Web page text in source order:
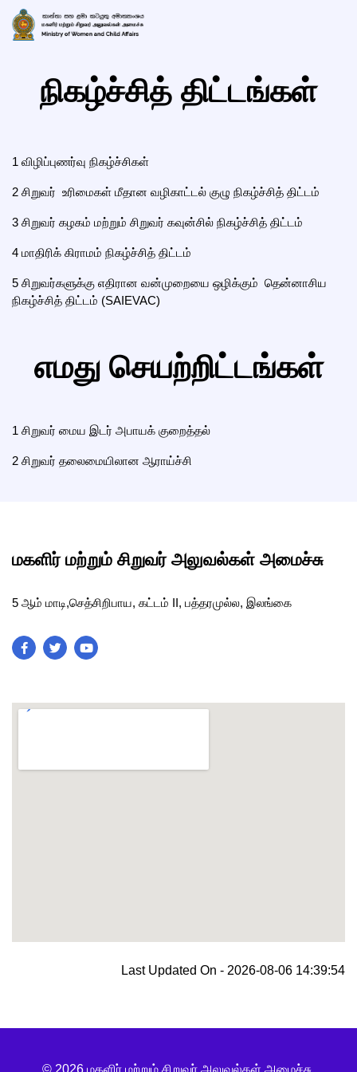
நிகழ்ச்சித் திட்டங்கள்
1 விழிப்புணர்வு நிகழ்ச்சிகள்
2 சிறுவர் உரிமைகள் மீதான வழிகாட்டல் குழு நிகழ்ச்சித் திட்டம்
3 சிறுவர் கழகம் மற்றும் சிறுவர் கவுன்சில் நிகழ்ச்சித் திட்டம்
4 மாதிரிக் கிராமம் நிகழ்ச்சித் திட்டம்
5 சிறுவர்களுக்கு எதிரான வன்முறையை ஒழிக்கும் தென்னாசிய
நிகழ்ச்சித் திட்டம் (SAIEVAC)
எமது செயற்றிட்டங்கள்
1 சிறுவர் மைய இடர் அபாயக் குறைத்தல்
2 சிறுவர் தலைமையிலான ஆராய்ச்சி
மகளிர் மற்றும் சிறுவர் அலுவல்கள் அமைச்சு
5 ஆம் மாடி,செத்சிறிபாய, கட்டம் II, பத்தரமுல்ல, இலங்கை
Last Updated On - 2026-08-06 14:39:54
© 2026 மகளிர் மற்றும் சிறுவர் அலுவல்கள் அமைச்சு,